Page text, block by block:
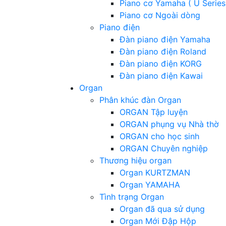
Piano cơ Yamaha ( U
Piano cơ Ngoài dòng
Piano điện
Đàn piano điện Yamaha
Đàn piano điện Roland
Đàn piano điện KORG
Đàn piano điện Kawai
Organ
Phân khúc đàn Organ
ORGAN Tập luyện
ORGAN phụng vụ Nhà thờ
ORGAN cho học sinh
ORGAN Chuyên nghiệp
Thương hiệu organ
Organ KURTZMAN
Organ YAMAHA
Tình trạng Organ
Organ đã qua sử dụng
Organ Mới Đập Hộp